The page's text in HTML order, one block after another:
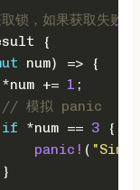
锁，如果获取失败就
{
num) => {
+=
1 ;
// 模拟 panic
if *num == 3 {
panic! (